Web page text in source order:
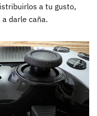
a tu gusto,
darle caña.